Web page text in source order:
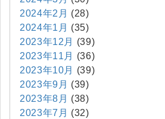
2024年2月 (28)
2024年1月 (35)
2023年12月
(39)
2023年11月
(36)
2023年10月
(39)
2023年9月 (39)
2023年8月 (38)
2023年7月 (32)